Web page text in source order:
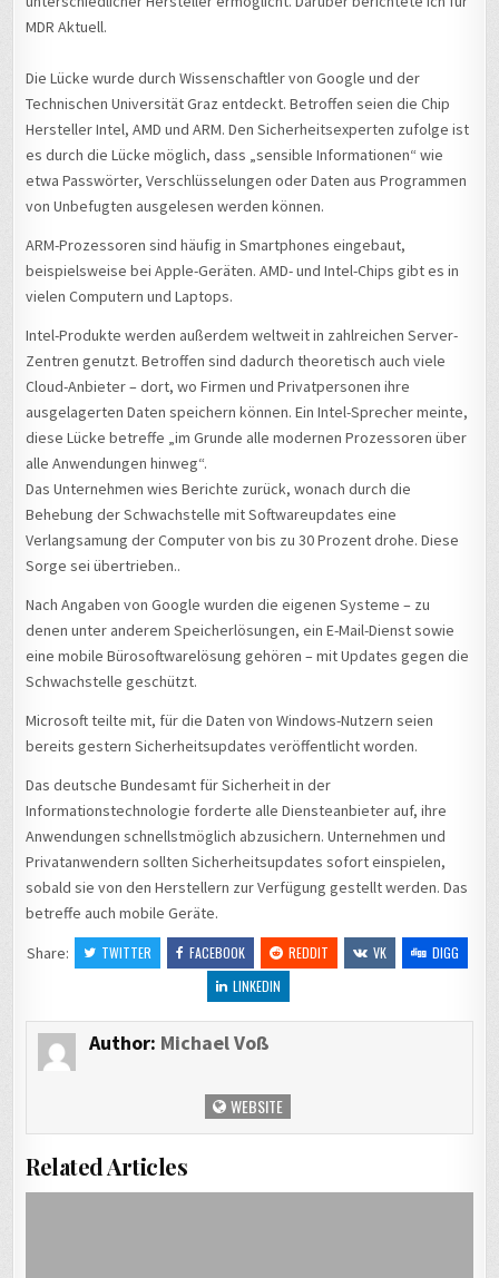
MDR Aktuell.
Die Lücke wurde durch Wissenschaftler von Google und der
Technischen Universität Graz entdeckt. Betroffen seien die Chip
Hersteller Intel, AMD und ARM. Den Sicherheitsexperten zufolge ist
es durch die Lücke möglich, dass „sensible Informationen“ wie
etwa Passwörter, Verschlüsselungen oder Daten aus Programmen
von Unbefugten ausgelesen werden können.
ARM-Prozessoren sind häufig in Smartphones eingebaut,
beispielsweise bei Apple-Geräten. AMD- und Intel-Chips gibt es in
vielen Computern und Laptops.
Intel-Produkte werden außerdem weltweit in zahlreichen Server-
Zentren genutzt. Betroffen sind dadurch theoretisch auch viele
Cloud-Anbieter – dort, wo Firmen und Privatpersonen ihre
ausgelagerten Daten speichern können. Ein Intel-Sprecher meinte,
diese Lücke betreffe „im Grunde alle modernen Prozessoren über
alle Anwendungen hinweg“.
Das Unternehmen wies Berichte zurück, wonach durch die
Behebung der Schwachstelle mit Softwareupdates eine
Verlangsamung der Computer von bis zu 30 Prozent drohe. Diese
Sorge sei übertrieben..
Nach Angaben von Google wurden die eigenen Systeme – zu
denen unter anderem Speicherlösungen, ein E-Mail-Dienst sowie
eine mobile Bürosoftwarelösung gehören – mit Updates gegen die
Schwachstelle geschützt.
Microsoft teilte mit, für die Daten von Windows-Nutzern seien
bereits gestern Sicherheitsupdates veröffentlicht worden.
Das deutsche Bundesamt für Sicherheit in der
Informationstechnologie forderte alle Diensteanbieter auf, ihre
Anwendungen schnellstmöglich abzusichern. Unternehmen und
Privatanwendern sollten Sicherheitsupdates sofort einspielen,
sobald sie von den Herstellern zur Verfügung gestellt werden. Das
betreffe auch mobile Geräte.
Share:
TWITTER FACEBOOK REDDIT VK
DIGG
LINKEDIN
Author: Michael Voß
WEBSITE
Related Articles